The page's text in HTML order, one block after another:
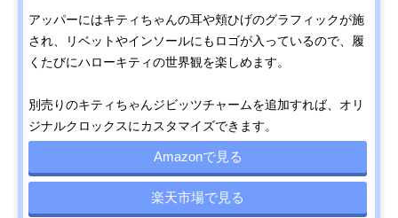
アッパーにはキティちゃんの耳や頬ひげのグラフィックが施
され、リベットやインソールにもロゴが入っているので、履
くたびにハローキティの世界観を楽しめます。
別売りのキティちゃんジビッツチャームを追加すれば、オリ
ジナルクロックスにカスタマイズできます。
Amazonで見る
楽天市場で見る